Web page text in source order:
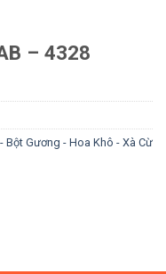
– 4328
Bột Gương - Hoa Khô - Xà Cừ